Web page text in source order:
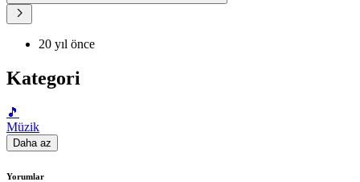
20 yıl önce
Kategori
🎵
Müzik
Daha az
Yorumlar